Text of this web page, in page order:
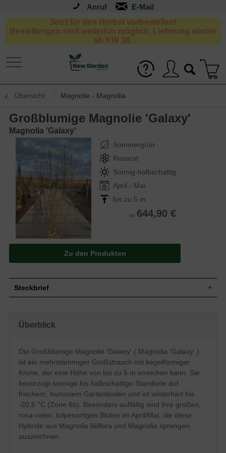
Anruf
Jetzt für den Herbst vorbestellen!
Bestellungen sind weiterhin möglich, Lieferung wieder
ab KW 38.
Übersicht Magnolie - Magnolia
Großblumige Magnolie 'Galaxy'
Magnolia 'Galaxy'
Sommergrün
Rosarot
Sonnig-halbschattig
April - Mai
bis zu 5 m
ab 644,90 €
Zu den Produkten
Steckbrief
Blatt
Sommergrün, verkehrt-eiförmig,
Oberseite dunkelgrün, Unterseite rötlich-
braun, bis zu 20 cm lang
Frucht
Unbedeutend
Blüte
Rosa-rot, tulpenartig, leicht duftend
Blütezeit
April / Mai
Rinde
Braun-grau
Wurzeln
Fleischig, sowohl oberflächlich als auch
tiefgehend
Überblick
Die Großblumige Magnolie 'Galaxy' ( Magnolia 'Galaxy' )
ist ein mehrstämmiger Großstrauch mit kegelförmiger
Krone, der eine Höhe von bis zu 5 m erreichen kann. Sie
bevorzugt sonnige bis halbschattige Standorte auf
frischem, humosem Gartenboden und ist winterhart bis
-20,5 °C (Zone 6b). Besonders auffällig sind ihre großen,
rosa-roten, tulpenartigen Blüten im April/Mai, die diese
Hybride aus Magnolia liliiflora und Magnolia sprengeri
auszeichnen.